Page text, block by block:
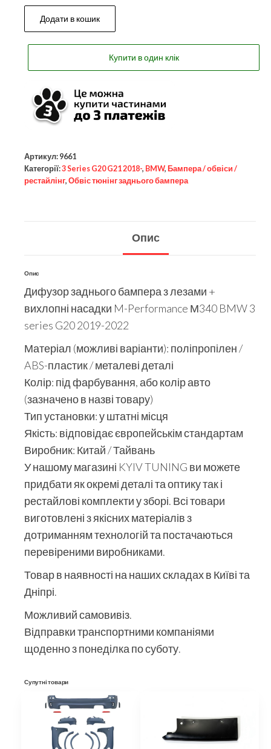
Додати в кошик
Купити в один клік
Артикул: 9661
Категорії:3 Series G20 G21 2018-, BMW, Бампера / обвіси /
рестайлінг, Обвіс тюнінг заднього бампера
Опис
Опис
Дифузор заднього бампера з лезами +
вихлопні насадки M-Performance М340 BMW 3
series G20 2019-2022
Матеріал (можливі варіанти): поліпропілен /
ABS-пластик / металеві деталі
Колір: під фарбування, або колір авто
(зазначено в назві товару)
Тип установки: у штатні місця
Якість: відповідає європейськім стандартам
Виробник: Китай / Тайвань
У нашому магазині KYIV TUNING ви можете
придбати як окремі деталі та оптику так і
рестайлові комплекти у зборі. Всі товари
виготовлені з якісних матеріалів з
дотриманням технологій та постачаються
перевіреними виробниками.
Товар в наявності на наших складах в Київі та
Дніпрі.
Можливий самовивіз.
Відправки транспортними компаніями
щоденно з понеділка по суботу.
Супутні товари